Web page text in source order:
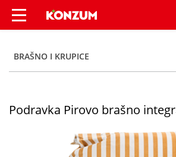
Podravka Pirovo brašno
BRAŠNO I KRUPICE
Podravka Pirovo brašno